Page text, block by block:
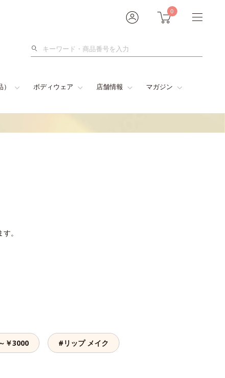
0
検
ボディウェア 店舗情報 マガジン
。
￥3000 #リップ メイク